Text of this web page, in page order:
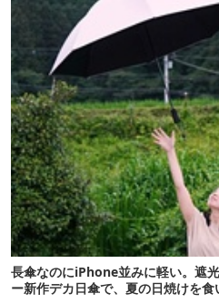
長傘なのにiPhone並みに軽い。遮
ー新作デカ日傘で、夏の日焼けを食